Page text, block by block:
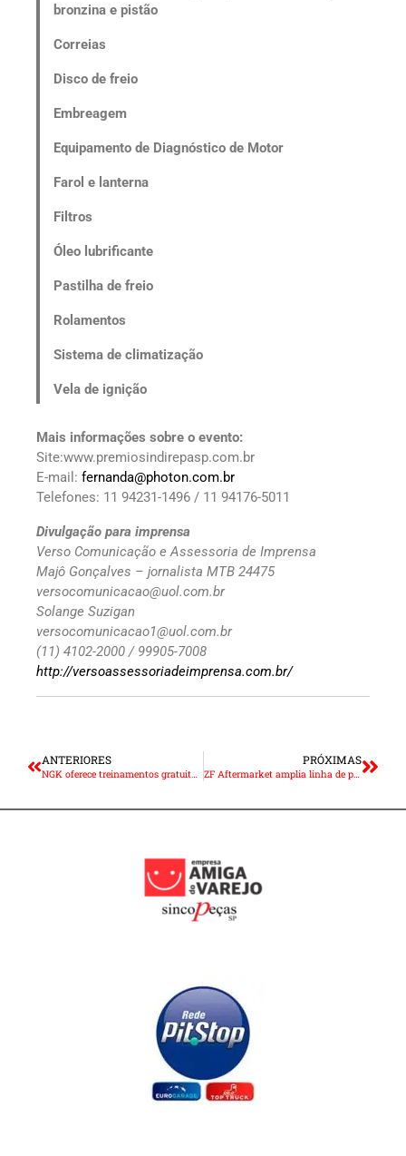
bronzina e pistão
Correias
Disco de freio
Embreagem
Equipamento de Diagnóstico de Motor
Farol e lanterna
Filtros
Óleo lubrificante
Pastilha de freio
Rolamentos
Sistema de climatização
Vela de ignição
Mais informações sobre o evento:
Site:www.premiosindirepasp.com.br
E-mail: fernanda@photon.com.br
Telefones: 11 94231-1496 / 11 94176-5011
Divulgação para imprensa
Verso Comunicação e Assessoria de Imprensa
Majô Gonçalves – jornalista MTB 24475
versocomunicacao@uol.com.br
Solange Suzigan
versocomunicacao1@uol.com.br
(11) 4102-2000 / 99905-7008
http://versoassessoriadeimprensa.com.br/
ANTERIORES
NGK oferece treinamentos gratuitos para profissionais do aftermarket
PRÓXIMAS
ZF Aftermarket amplia linha de pastilhas de freio TRW